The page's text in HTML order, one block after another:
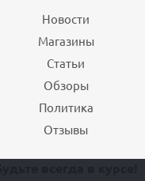
Новости
Магазины
Статьи
Обзоры
Политика
Отзывы